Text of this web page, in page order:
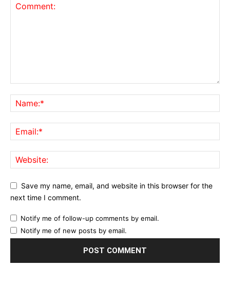
Save my name, email, and website in this browser for the
next time I comment.
Notify me of follow-up comments by email.
Notify me of new posts by email.